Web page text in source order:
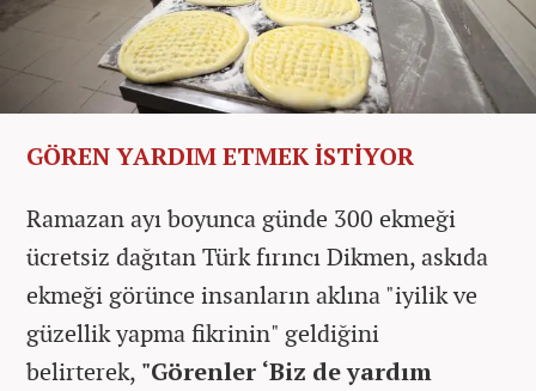
GÖREN YARDIM ETMEK İSTİYOR
Ramazanayı boyunca günde 300 ekmeği
ücretsiz dağıtan Türk fırıncı Dikmen, askıda
ekmeği görünce insanların aklına "iyilik ve
güzellik yapma fikrinin" geldiğini
belirterek, "Görenler ‘Biz de yardım